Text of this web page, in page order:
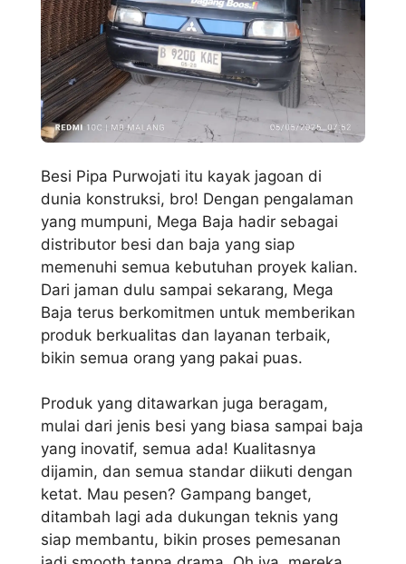
Besi Pipa Purwojati itu kayak jagoan di
dunia konstruksi, bro! Dengan pengalaman
yang mumpuni, Mega Baja hadir sebagai
distributor besi dan baja yang siap
memenuhi semua kebutuhan proyek kalian.
Dari jaman dulu sampai sekarang, Mega
Baja terus berkomitmen untuk memberikan
produk berkualitas dan layanan terbaik,
bikin semua orang yang pakai puas.
Produk yang ditawarkan juga beragam,
mulai dari jenis besi yang biasa sampai baja
yang inovatif, semua ada! Kualitasnya
dijamin, dan semua standar diikuti dengan
ketat. Mau pesen? Gampang banget,
ditambah lagi ada dukungan teknis yang
siap membantu, bikin proses pemesanan